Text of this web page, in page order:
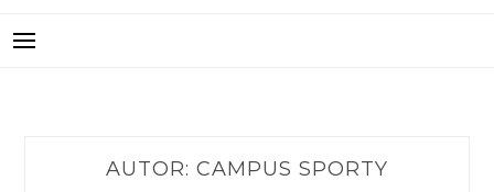
AUTOR: CAMPUS SPORTY